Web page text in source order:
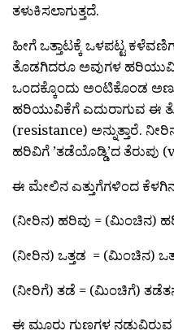
ತಳುಕಿಸಲಾಗುತ್ತದೆ.
ಹೀಗೆ ಒತ್ತಾಟಕ್ಕೆ ಒಳಪಟ್ಟ
ತೊಡಗಿದರೂ ಅವುಗಳ
ಒಂದಕ್ಕೊಂದು ಅಂಟಿಕೊಂಡ
ಹರಿಯುವಿಕೆಗೆ ಎದುರಾಗುವ ಈ
(resistance) ಅನ್ನುತ್ತಾರೆ.
ಹರಿವಿಗೆ ’ತಡೆಯೊಡ್ಡಿ’ದ
ಈ ಮೇಲಿನ ಎತ್ತುಗೆಗಳಿಂದ
(ನೀರಿನ) ಹರಿವು = (ಮಿಂಚಿನ)
(ನೀರಿನ) ಒತ್ತಡ = (ಮಿಂಚಿನ)
(ನೀರಿಗೆ) ತಡೆ = (ಮಿಂಚಿಗೆ)
ಈ ಮೂರು ಗುಣಗಳ